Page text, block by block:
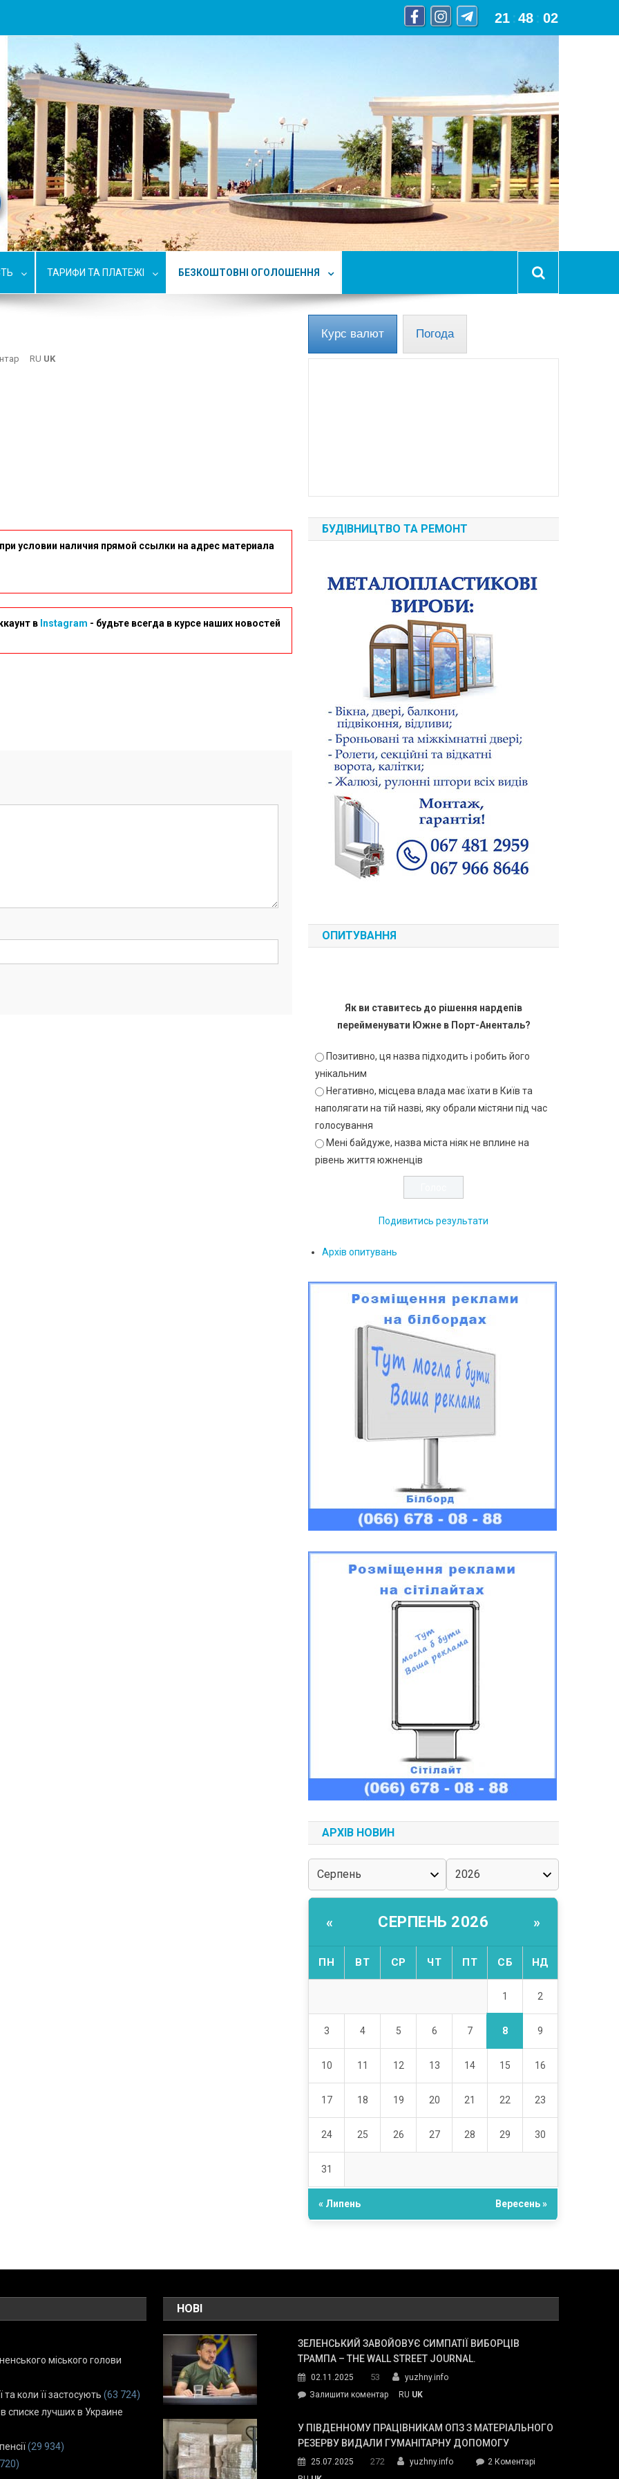
21 : 48 : 03
ТАРИФИ ТА ПЛАТЕЖІ БЕЗКОШТОВНІ ОГОЛОШЕННЯ
RU UK
условии наличия прямой ссылки на адрес материала
в Instagram - будьте всегда в курсе наших новостей
Курс валют Погода
БУДІВНИЦТВО ТА РЕМОНТ
ОПИТУВАННЯ
Як ви ставитесь до рішення нардепів
перейменувати Южне в Порт-Аненталь?
Позитивно, ця назва підходить і робить його
унікальним
Негативно, місцева влада має їхати в Київ та
наполягати на тій назві, яку обрали містяни під час
голосування
Мені байдуже, назва міста ніяк не вплине на
рівень життя южненців
Подивитись результати
Архів опитувань
АРХІВ НОВИН
« СЕРПЕНЬ 2026 »
ПН ВТ СР ЧТ ПТ СБ НД
1 2
3 4 5 6 7 8 9
10 11 12 13 14 15 16
17 18 19 20 21 22 23
24 25 26 27 28 29 30
31
« Липень Вересень »
міського голови
коли її застосують (63 724)
списке лучших в Украине
(29 934)
НОВІ
ЗЕЛЕНСЬКИЙ ЗАВОЙОВУЄ СИМПАТІЇ ВИБОРЦІВ
ТРАМПА – THE WALL STREET JOURNAL.
02.11.2025 53
yuzhny.info
Залишити коментарon
завойовує
симпатії
Трампа
RU UK
У ПІВДЕННОМУ ПРАЦІВНИКАМ ОПЗ З МАТЕРІАЛЬНОГО
РЕЗЕРВУ ВИДАЛИ ГУМАНІТАРНУ ДОПОМОГУ
25.07.2025 272 yuzhny.info 2 Коментарідо